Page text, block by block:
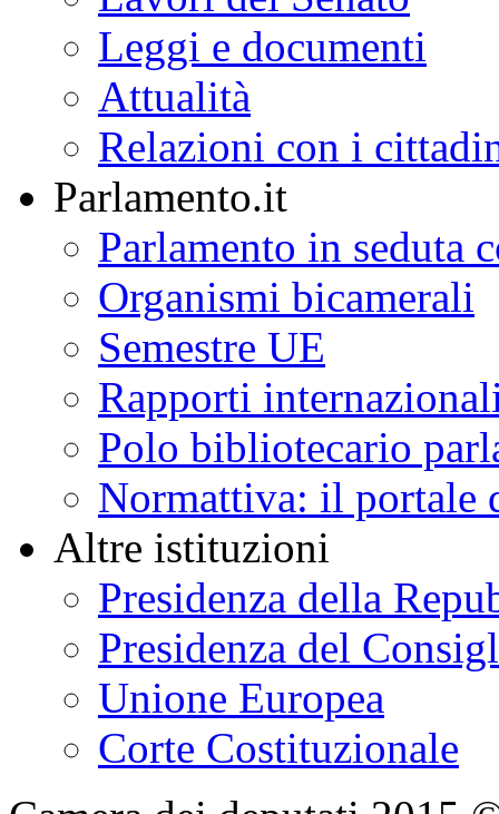
Leggi e documenti
Attualità
Relazioni con i
Parlamento.it
Parlamento in seduta
Organismi bicamerali
Semestre UE
Rapporti
Polo bibliotecario
Normattiva: il portale
Altre istituzioni
Presidenza della
Presidenza del
Unione Europea
Corte Costituzionale